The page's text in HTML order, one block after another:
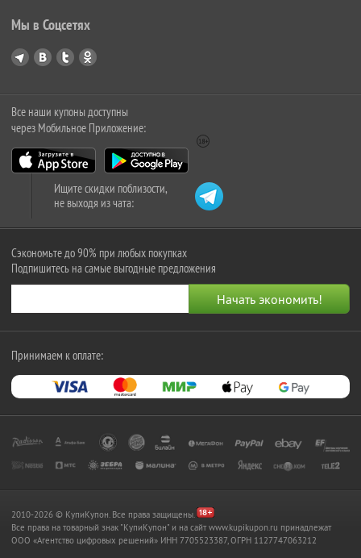
Мы в Соцсетях
Все наши купоны доступны
через Мобильное Приложение:
Ищите скидки поблизости,
не выходя из чата:
Сэкономьте до 90% при любых покупках
Подпишитесь на самые выгодные предложения
Принимаем к оплате:
2010-2026 © КупиКупон. Все права защищены.
Все права на товарный знак "КупиКупон" и на сайт www.kupikupon.ru принадлежат
OOO «Агентство цифровых решений» ИНН 7705523387, ОГРН 1127747063212